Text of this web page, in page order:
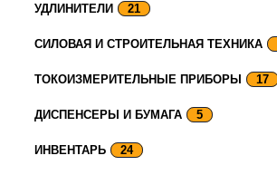
УДЛИНИТЕЛИ 21
СИЛОВАЯ И СТРОИТЕЛЬНАЯ ТЕХНИКА
ТОКОИЗМЕРИТЕЛЬНЫЕ ПРИБОРЫ 17
ДИСПЕНСЕРЫ И БУМАГА 5
ИНВЕНТАРЬ 24